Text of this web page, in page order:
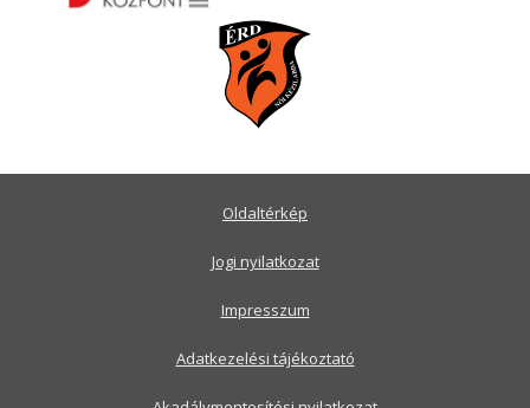
Oldaltérkép
Jogi nyilatkozat
Impresszum
Adatkezelési tájékoztató